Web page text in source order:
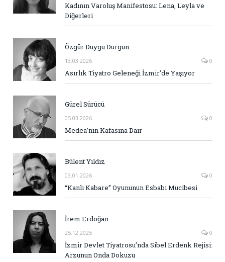
Kadının Varoluş Manifestosu: Lena, Leyla ve
Diğerleri
Özgür Duygu Durgun
13.03.2026 0
Asırlık Tiyatro Geleneği İzmir’de Yaşıyor
Gürel Sürücü
05.03.2026 0
Medea’nın Kafasına Dair
Bülent Yıldız
03.01.2026 0
“Kanlı Kabare” Oyununun Esbabı Mucibesi
İrem Erdoğan
25.12.2025 0
İzmir Devlet Tiyatrosu’nda Sibel Erdenk Rejisi:
Arzunun Onda Dokuzu